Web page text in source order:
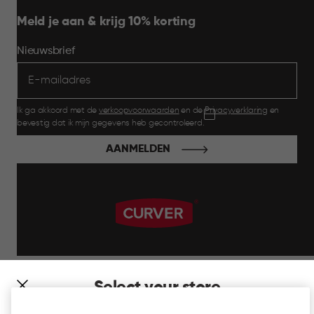
Select your store
Meld je aan & krijg 10% korting
Nieuwsbrief
Ik ga akkoord met de verkoopvoorwaarden en dePrivacyverklaring en
bevestig dat ik mijn gegevens heb gecontroleerd.
AANMELDEN